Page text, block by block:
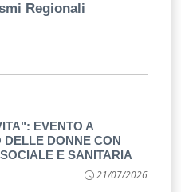
Regionali
EVENTO A
DELLE DONNE CON
E SANITARIA
21/07/2026